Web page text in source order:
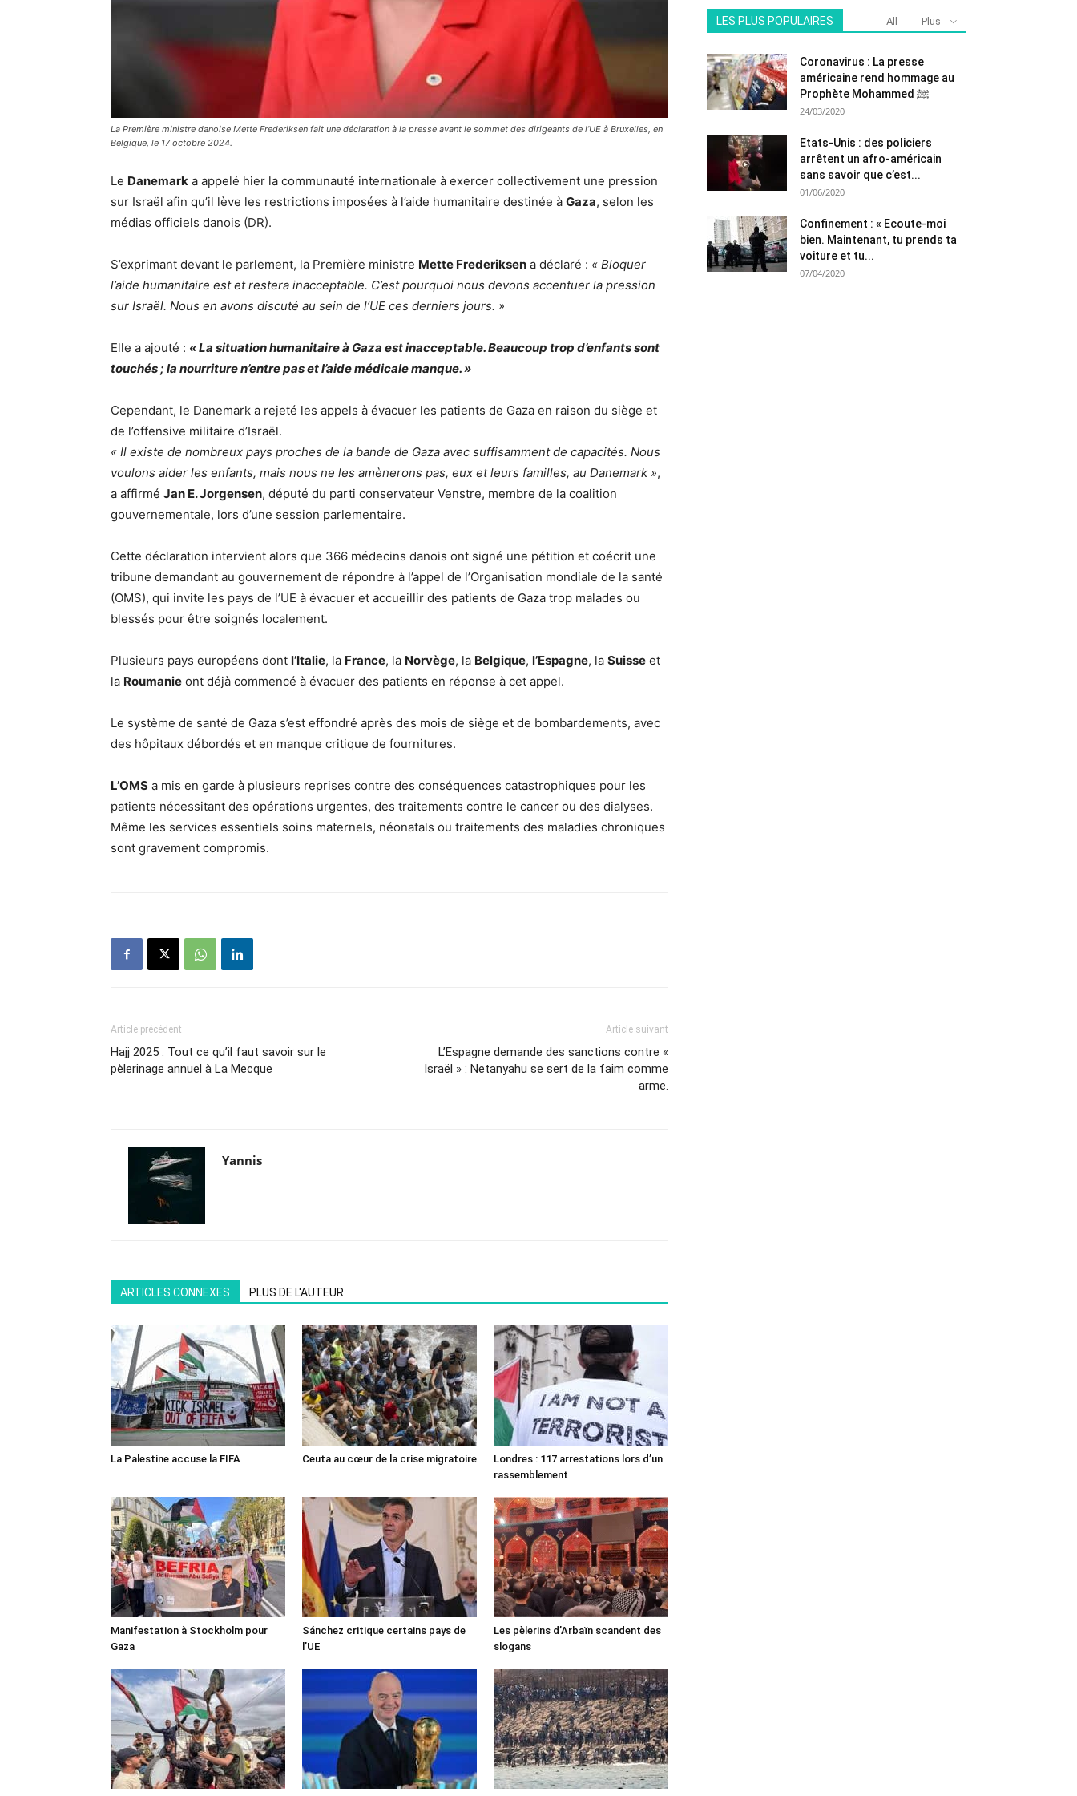
La Première ministre danoise Mette Frederiksen fait une déclaration à la presse avant le sommet des dirigeants de l’UE à Bruxelles, en
Belgique, le 17 octobre 2024.
Le Danemark a appelé hier la communauté internationale à exercer collectivement une pression
sur Israël afin qu’il lève les restrictions imposées à l’aide humanitaire destinée à Gaza, selon les
médias officiels danois (DR).
S’exprimant devant le parlement, la Première ministre Mette Frederiksen a déclaré : « Bloquer
l’aide humanitaire est et restera inacceptable. C’est pourquoi nous devons accentuer la pression
sur Israël. Nous en avons discuté au sein de l’UE ces derniers jours. »
Elle a ajouté : « La situation humanitaire à Gaza est inacceptable. Beaucoup trop d’enfants sont
touchés ; la nourriture n’entre pas et l’aide médicale manque. »
Cependant, le Danemark a rejeté les appels à évacuer les patients de Gaza en raison du siège et
de l’offensive militaire d’Israël.
« Il existe de nombreux pays proches de la bande de Gaza avec suffisamment de capacités. Nous
voulons aider les enfants, mais nous ne les amènerons pas, eux et leurs familles, au Danemark »,
a affirmé Jan E. Jorgensen, député du parti conservateur Venstre, membre de la coalition
gouvernementale, lors d’une session parlementaire.
Cette déclaration intervient alors que 366 médecins danois ont signé une pétition et coécrit une
tribune demandant au gouvernement de répondre à l’appel de l’Organisation mondiale de la santé
(OMS), qui invite les pays de l’UE à évacuer et accueillir des patients de Gaza trop malades ou
blessés pour être soignés localement.
Plusieurs pays européens dont l’Italie, la France, la Norvège, la Belgique, l’Espagne, la Suisse et
la Roumanie ont déjà commencé à évacuer des patients en réponse à cet appel.
Le système de santé de Gaza s’est effondré après des mois de siège et de bombardements, avec
des hôpitaux débordés et en manque critique de fournitures.
L’OMS a mis en garde à plusieurs reprises contre des conséquences catastrophiques pour les
patients nécessitant des opérations urgentes, des traitements contre le cancer ou des dialyses.
Même les services essentiels soins maternels, néonatals ou traitements des maladies chroniques
sont gravement compromis.
Article précédent
Hajj 2025 : Tout ce qu’il faut savoir sur le
pèlerinage annuel à La Mecque
Article suivant
L’Espagne demande des sanctions contre «
Israël » : Netanyahu se sert de la faim comme
arme.
Yannis
ARTICLES CONNEXES PLUS DE L'AUTEUR
La Palestine accuse la FIFA Ceuta au cœur de la crise migratoire
Londres : 117 arrestations lors d’un
rassemblement
Manifestation à Stockholm pour
Gaza
Sánchez critique certains pays de
l’UE
Les pèlerins d’Arbaïn scandent des
slogans
LES PLUS POPULAIRES All Plus
Coronavirus : La presse
américaine rend hommage au
Prophète Mohammed ﷺ
24/03/2020
Etats-Unis : des policiers
arrêtent un afro-américain
sans savoir que c’est...
01/06/2020
Confinement : « Ecoute-moi
bien. Maintenant, tu prends ta
voiture et tu...
07/04/2020